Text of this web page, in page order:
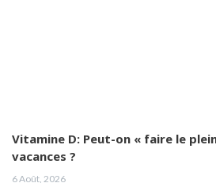
Vitamine D: Peut-on « faire le
vacances ?
6 Août, 2026